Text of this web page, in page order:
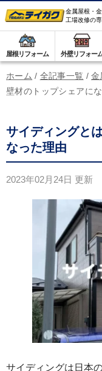
金属屋根・
工場改修の
屋根リフォーム 外壁リフォー
ホーム / 全記事一覧 / 金
壁材のトップシェアに
サイディングと
なった理由
2023年02月24日 更新
サイディングは日本